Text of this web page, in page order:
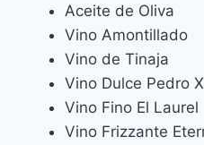
Aceite de Oliva
Vino Amontillado
Vino de Tinaja
Vino Dulce Pedro
Vino Fino El Laurel
Vino Frizzante